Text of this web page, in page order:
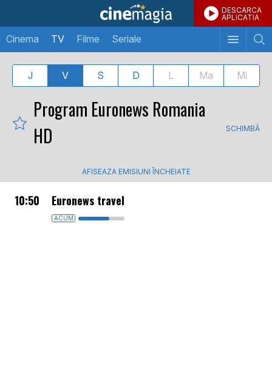
DESCARCA
APLICATIA
Cinema TV Filme Seriale
J V S D L Ma Mi
Program Euronews Romania
HD
SCHIMBĂ
AFISEAZA EMISIUNI ÎNCHEIATE
10:50 Euronews travel
ACUM